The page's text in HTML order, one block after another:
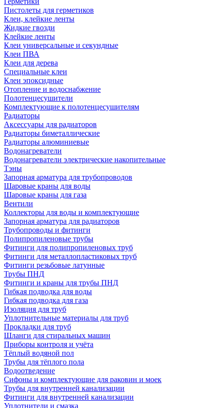
Пистолеты для герметиков
Клеи, клейкие ленты
Жидкие гвозди
Клейкие ленты
Клеи универсальные и секундные
Клеи ПВА
Клеи для дерева
Специальные клеи
Клеи эпоксидные
Отопление и водоснабжение
Полотенцесушители
Комплектующие к полотенцесушителям
Радиаторы
Аксессуары для радиаторов
Радиаторы биметаллические
Радиаторы алюминиевые
Водонагреватели
Водонагреватели электрические накопительные
Тэны
Запорная арматура для трубопроводов
Шаровые краны для воды
Шаровые краны для газа
Вентили
Коллекторы для воды и комплектующие
Запорная арматура для радиаторов
Трубопроводы и фитинги
Полипропиленовые трубы
Фитинги для полипропиленовых труб
Фитинги для металлопластиковых труб
Фитинги резьбовые латунные
Трубы ПНД
Фитинги и краны для трубы ПНД
Гибкая подводка для воды
Гибкая подводка для газа
Изоляция для труб
Уплотнительные материалы для труб
Прокладки для труб
Шланги для стиральных машин
Приборы контроля и учёта
Тёплый водяной пол
Трубы для тёплого пола
Водоотведение
Сифоны и комплектующие для раковин и моек
Трубы для внутренней канализации
Фитинги для внутренней канализации
Уплотнители и смазка